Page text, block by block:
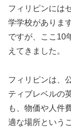
フィリピンには
学学校がありま
ですが、ここ10
えてきました。
フィリピンは、
ティブレベルの
も、物価や人件
適な場所という